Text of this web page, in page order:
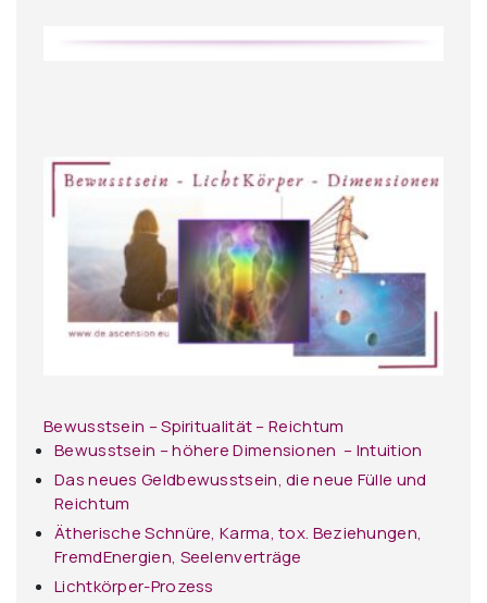
Bewusstsein – Spiritualität – Reichtum
Bewusstsein – höhere Dimensionen – Intuition
Das neues Geldbewusstsein, die neue Fülle und
Reichtum
Ätherische Schnüre, Karma, tox. Beziehungen,
FremdEnergien, Seelenverträge
Lichtkörper-Prozess